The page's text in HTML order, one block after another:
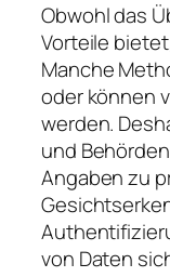
Obwohl das
Vorteile
Manche
oder können
werden.
und
Angaben zu
von Daten